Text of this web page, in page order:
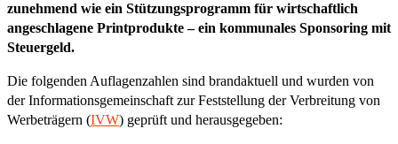
zunehmend wie ein Stützungsprogramm für wirtschaftlich
angeschlagene Printprodukte – ein kommunales Sponsoring mit
Steuergeld.
Die folgenden Auflagenzahlen sind brandaktuell und wurden von
der Informationsgemeinschaft zur Feststellung der Verbreitung von
Werbeträgern (IVW) geprüft und herausgegeben: